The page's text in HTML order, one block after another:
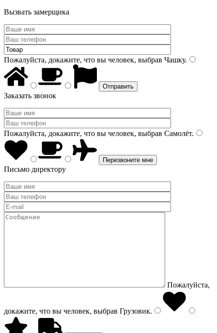
Вызвать замерщика
Пожалуйста, докажите, что вы человек, выбрав Чашку.
Заказать звонок
Пожалуйста, докажите, что вы человек, выбрав Самолёт.
Письмо директору
Пожалуйста,
докажите, что вы человек, выбрав Грузовик.